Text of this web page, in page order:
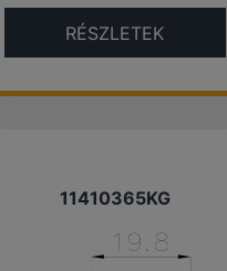
RÉSZLETEK
11410365KG